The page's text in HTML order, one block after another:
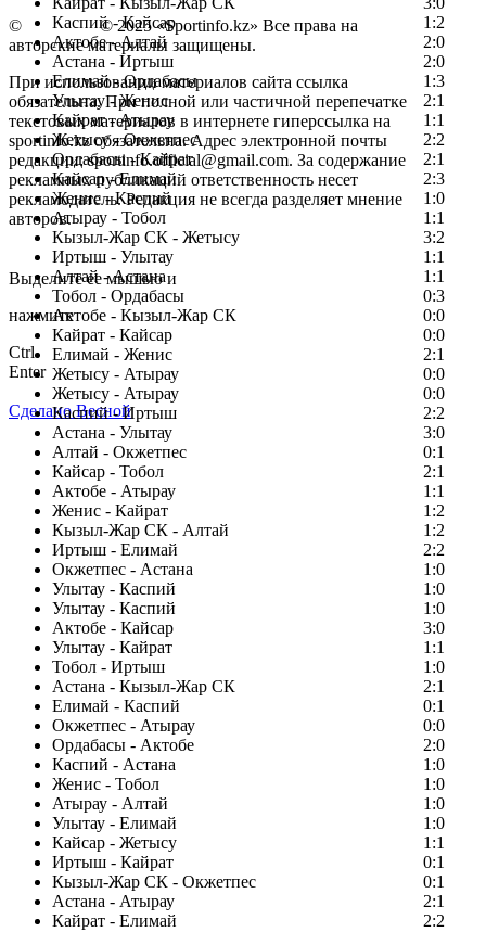
Каспий - Кайсар
1:2
Актобе - Алтай
2:0
Астана - Иртыш
2:0
Елимай - Ордабасы
1:3
Улытау - Женис
2:1
Кайрат - Атырау
1:1
Жетысу - Окжетпес
2:2
Ордабасы - Кайрат
2:1
Кайсар - Елимай
2:3
Женис - Каспий
1:0
Атырау - Тобол
1:1
Кызыл-Жар СК - Жетысу
3:2
Иртыш - Улытау
1:1
Алтай - Астана
1:1
Тобол - Ордабасы
0:3
Актобе - Кызыл-Жар СК
0:0
Кайрат - Кайсар
0:0
Елимай - Женис
2:1
Жетысу - Атырау
0:0
Жетысу - Атырау
0:0
Каспий - Иртыш
2:2
Астана - Улытау
3:0
Алтай - Окжетпес
0:1
Кайсар - Тобол
2:1
Актобе - Атырау
1:1
Женис - Кайрат
1:2
Кызыл-Жар СК - Алтай
1:2
Иртыш - Елимай
2:2
Окжетпес - Астана
1:0
Улытау - Каспий
1:0
Улытау - Каспий
1:0
Актобе - Кайсар
3:0
Улытау - Кайрат
1:1
Тобол - Иртыш
1:0
Астана - Кызыл-Жар СК
2:1
Елимай - Каспий
0:1
Окжетпес - Атырау
0:0
Ордабасы - Актобе
2:0
Каспий - Астана
1:0
Женис - Тобол
1:0
Атырау - Алтай
1:0
Улытау - Елимай
1:0
Кайсар - Жетысу
1:1
Иртыш - Кайрат
0:1
Кызыл-Жар СК - Окжетпес
0:1
Астана - Атырау
2:1
Кайрат - Елимай
2:2
© Copyright© 2025 «Sportinfo.kz» Все права на
авторские материалы защищены.
При использовании материалов сайта ссылка
обязательна. При полной или частичной перепечатке
текстовых материалов в интернете гиперссылка на
sportinfo.kz обязательна. Адрес электронной почты
редакции: sportinfo.official@gmail.com. За содержание
рекламных публикаций ответственность несет
рекламодатель. Редакция не всегда разделяет мнение
авторов.
Заметили ошибку в тексте?
Выделите ее мышью и
нажмите
Ctrl
Enter
Сделано Весной